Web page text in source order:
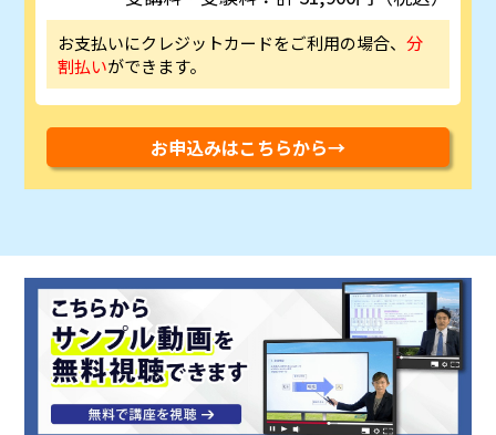
お支払いにクレジットカードをご利用の場合、分
割払いができます。
お申込みはこちらから→